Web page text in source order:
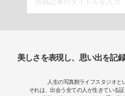
美しさを表現し、思い出を記
人生の写真館ライフスタジオと
それは、出会う全ての人が生きている